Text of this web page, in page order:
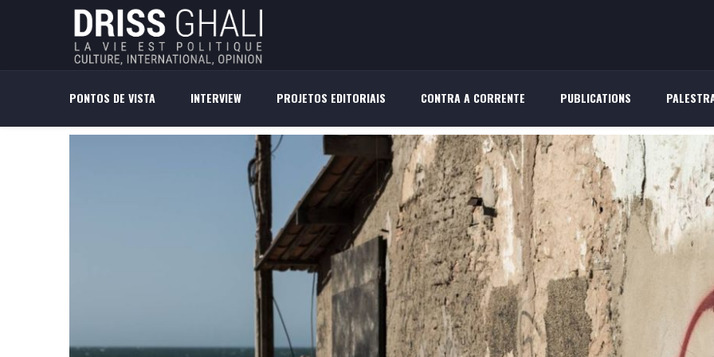
PONTOS DE VISTA INTERVIEW PROJETOS EDITORIAIS CONTRA A CORRENTE PUBLICATIONS